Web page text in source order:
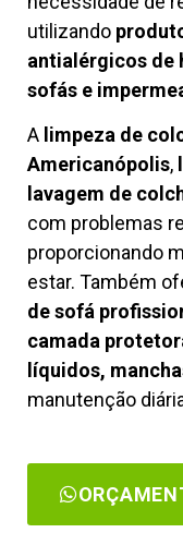
utilizando
antialérgicos de
sofás e
A limpeza de
Americanópolis,
lavagem de
com problemas
proporcionando
estar. Também
de sofá
camada
líquidos,
manutenção